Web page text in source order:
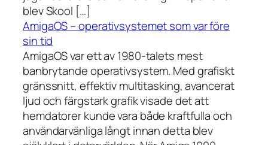
blev Skool […]
AmigaOS – operativsystemet som var före
sin tid
AmigaOS var ett av 1980-talets mest
banbrytande operativsystem. Med grafiskt
gränssnitt, effektiv multitasking, avancerat
ljud och färgstark grafik visade det att
hemdatorer kunde vara både kraftfulla och
användarvänliga långt innan detta blev